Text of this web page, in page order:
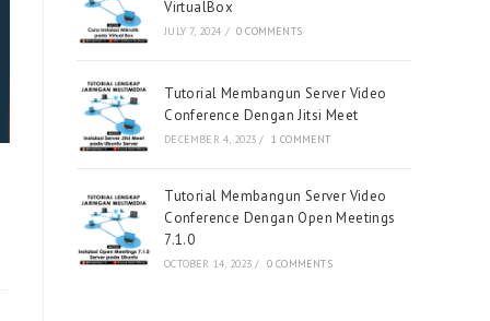
VirtualBox
JULY 7, 2024 / 0 COMMENTS
Tutorial Membangun Server Video
Conference Dengan Jitsi Meet
DECEMBER 4, 2023 / 1 COMMENT
Tutorial Membangun Server Video
Conference Dengan Open Meetings
7.1.0
OCTOBER 14, 2023 / 0 COMMENTS